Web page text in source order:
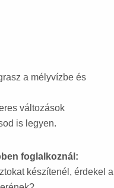
a mélyvízbe és
változások
is legyen.
foglalkoznál:
készítenél, érdekel a